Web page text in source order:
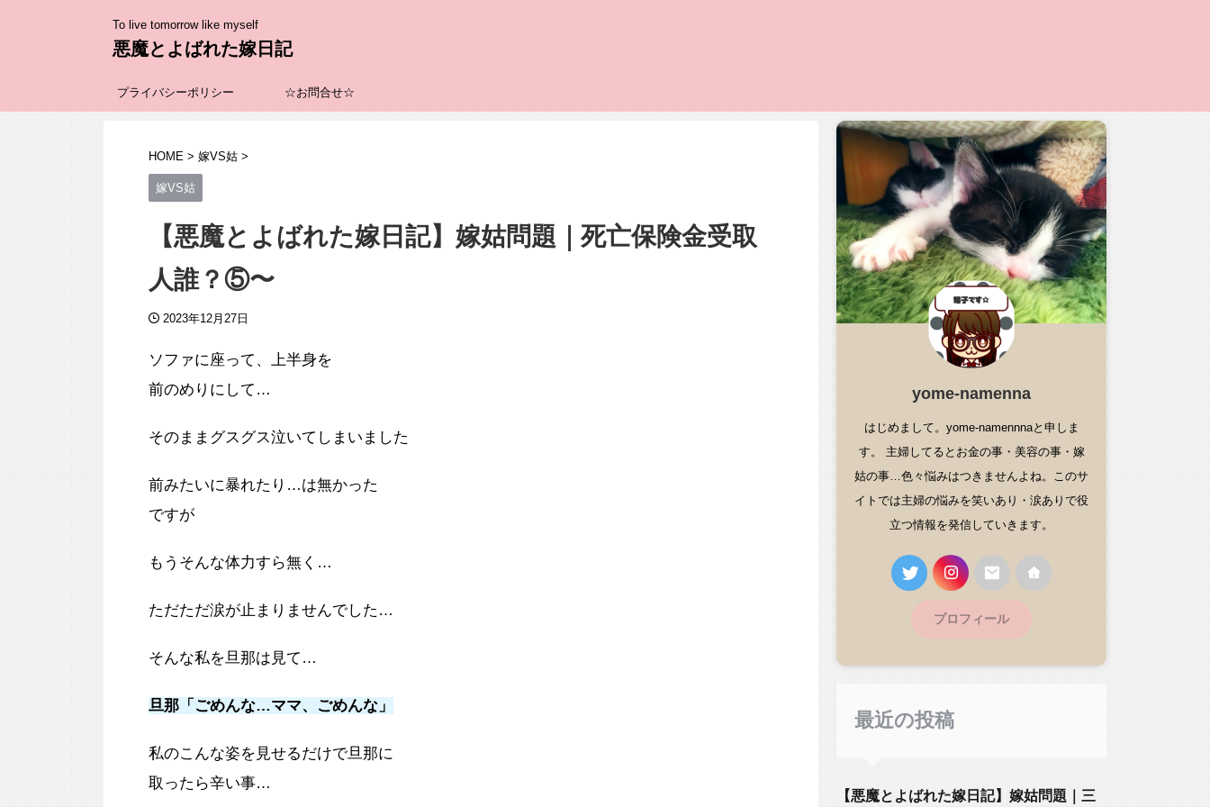
To live tomorrow like myself
悪魔とよばれた嫁日記
プライバシーポリシー ☆お問合せ☆
HOME > 嫁VS姑 >
嫁VS姑
【悪魔とよばれた嫁日記】嫁姑問題｜死亡保険金受取
人誰？⑤〜
2023年12月27日
ソファに座って、上半身を
前のめりにして…
そのままグスグス泣いてしまいました
前みたいに暴れたり…は無かった
ですが
もうそんな体力すら無く…
ただただ涙が止まりませんでした…
そんな私を旦那は見て…
旦那「ごめんな…ママ、ごめんな」
私のこんな姿を見せるだけで旦那に
取ったら辛い事…
yome-namenna
はじめまして。yome-namennnaと申しま
す。 主婦してるとお金の事・美容の事・嫁
姑の事…色々悩みはつきませんよね。このサ
イトでは主婦の悩みを笑いあり・涙ありで役
立つ情報を発信していきます。
プロフィール
最近の投稿
【悪魔とよばれた嫁日記】嫁姑問題｜三